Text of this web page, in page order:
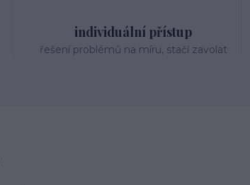
individuální přístup
řešení problémů na míru, stačí zavolat